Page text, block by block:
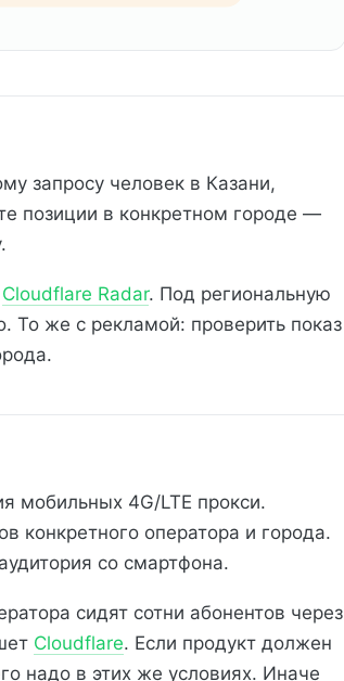
запросу человек в Казани,
позиции в конкретном городе —
Cloudflare Radar. Под региональную
То же с рекламой: проверить показ
мобильных 4G/LTE прокси.
конкретного оператора и города.
со смартфона.
сидят сотни абонентов через
Cloudflare. Если продукт должен
надо в этих же условиях. Иначе